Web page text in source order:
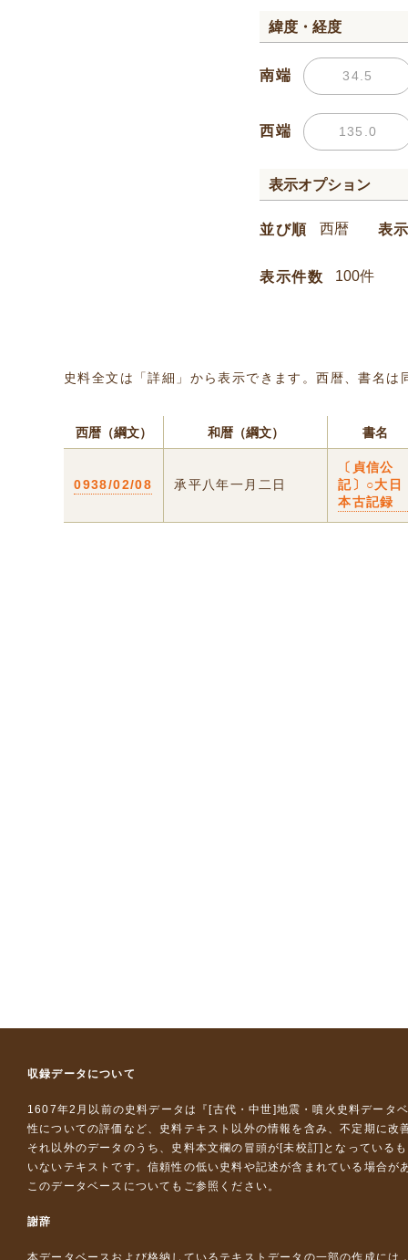
緯度・経度
南端
西端
表示オプション
並び順 表
表示件数
史料全文は「詳細」から表示できます。西暦、書名
西暦（綱文） 和暦（綱文） 書名
0938/02/08 承平八年一月二日
〔貞信公
記〕○大日
本古記録
収録データについて
1607年2月以前の史料データは『 [古代・中世]地震・噴火史料データ
性についての評価など、史料テキスト以外の情報を含み、不定期に改
それ以外のデータのうち、史料本文欄の冒頭が[未校訂]となっている
いないテキストです。信頼性の低い史料や記述が含まれている場合が
このデータベースについて もご参照ください。
謝辞
本データベースおよび格納しているテキストデータの一部の作成には